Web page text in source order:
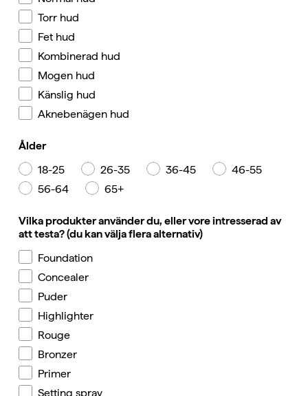
Torr hud
Fet hud
Kombinerad hud
Mogen hud
Känslig hud
Aknebenägen hud
Ålder
18-25
26-35 36-45
46-55
56-64
65+
Vilka produkter använder du, eller vore intresserad av
att testa? (du kan välja flera alternativ)
Foundation
Concealer
Puder
Highlighter
Rouge
Bronzer
Primer
Setting spray